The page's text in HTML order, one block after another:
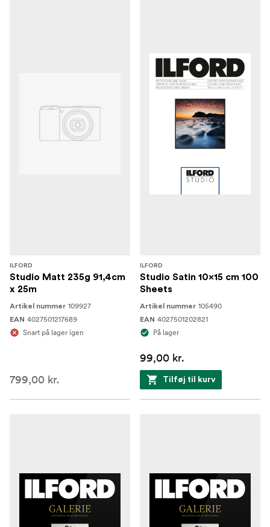
ILFORD
Studio Matt 235g 91,4cm
x 25m
Artikel nummer 109927
EAN 4027501217689
Snart på lager igen
799,00 kr.
ILFORD
Studio Satin 10x15 cm 100
Sheets
Artikel nummer 105490
EAN 4027501202821
På lager
99,00 kr.
Tilføj til kurv